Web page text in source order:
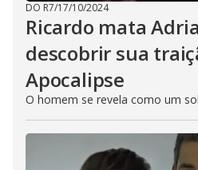
DO R7/17/10/2024
Ricardo mata
descobrir sua
Apocalipse
O homem se revela como um